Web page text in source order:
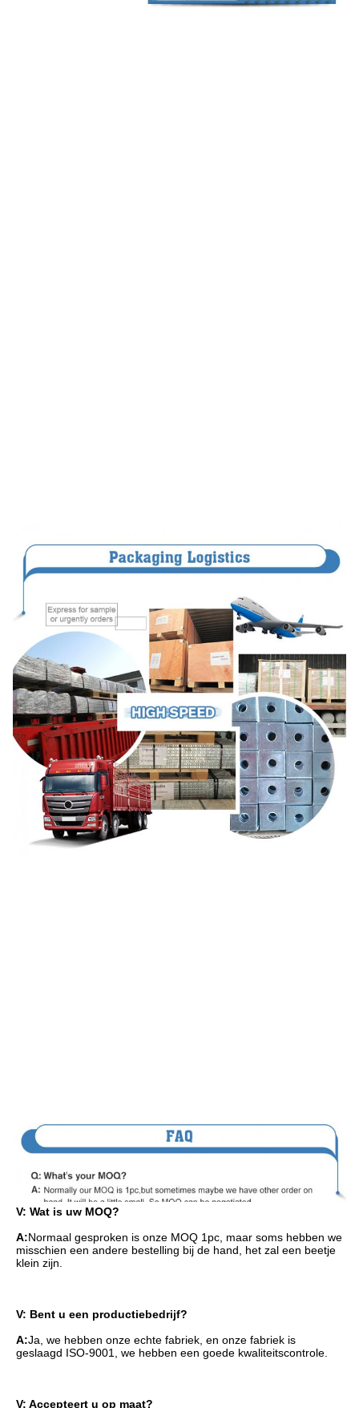
V: Wat is uw MOQ?
A:Normaal gesproken is onze MOQ 1pc, maar soms hebben we
misschien een andere bestelling bij de hand, het zal een beetje
klein zijn.
V: Bent u een productiebedrijf?
A:Ja, we hebben onze echte fabriek, en onze fabriek is
geslaagd ISO-9001, we hebben een goede kwaliteitscontrole.
V: Accepteert u op maat?